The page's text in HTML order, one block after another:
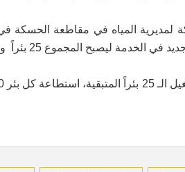
المياه في مقاطعة الحسكة في